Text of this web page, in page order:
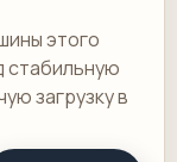
этого
стабильную
загрузку в